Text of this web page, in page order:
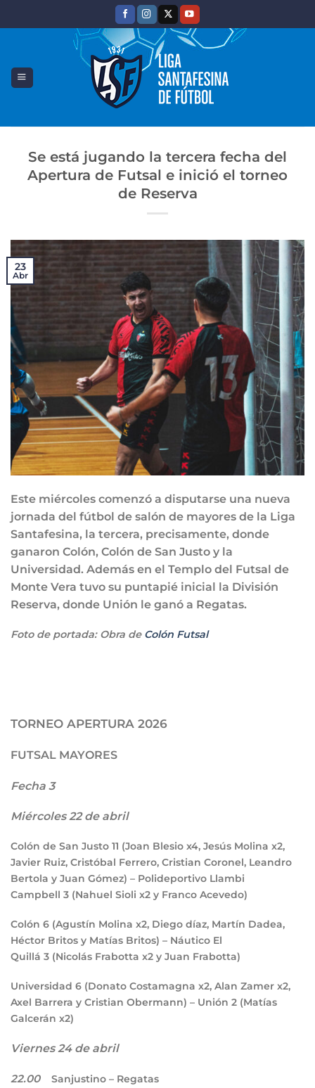
Se está jugando la tercera fecha del
Apertura de Futsal e inició el torneo
de Reserva
23
Abr
Este miércoles comenzó a disputarse una nueva
jornada del fútbol de salón de mayores de la Liga
Santafesina, la tercera, precisamente, donde
ganaron Colón, Colón de San Justo y la
Universidad. Además en el Templo del Futsal de
Monte Vera tuvo su puntapié inicial la División
Reserva, donde Unión le ganó a Regatas.
Foto de portada: Obra de Colón Futsal
TORNEO APERTURA 2026
FUTSAL MAYORES
Fecha 3
Miércoles 22 de abril
Colón de San Justo 11 (Joan Blesio x4, Jesús Molina x2,
Javier Ruiz, Cristóbal Ferrero, Cristian Coronel, Leandro
Bertola y Juan Gómez) – Polideportivo Llambi
Campbell 3 (Nahuel Sioli x2 y Franco Acevedo)
Colón 6 (Agustín Molina x2, Diego díaz, Martín Dadea,
Héctor Britos y Matías Britos) – Náutico El
Quillá 3 (Nicolás Frabotta x2 y Juan Frabotta)
Universidad 6 (Donato Costamagna x2, Alan Zamer x2,
Axel Barrera y Cristian Obermann) – Unión 2 (Matías
Galcerán x2)
Viernes 24 de abril
22.00Sanjustino – Regatas